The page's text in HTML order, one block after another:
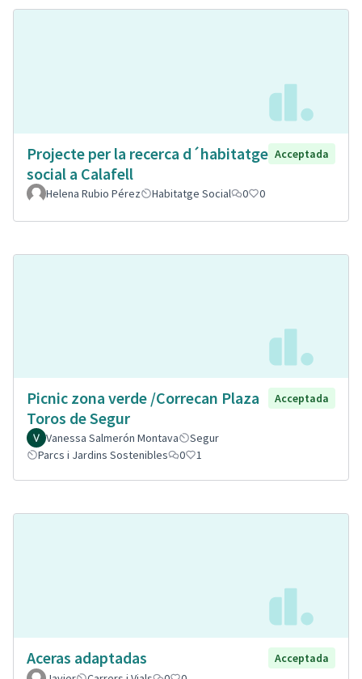
Projecte per la recerca d´habitatge
social a Calafell
Acceptada
Helena Rubio Pérez Habitatge Social 0 0
Picnic zona verde /Correcan Plaza
Toros de Segur
Acceptada
Vanessa Salmerón Montava
Segur
Parcs i Jardins Sostenibles
0 1
Aceras adaptadas
Acceptada